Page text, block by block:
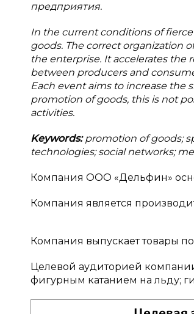
предприятия.
In the current conditions of
goods. The correct organization
the enterprise. It accelerates the
between producers and
Each event aims to increase the
promotion of goods, this is not
activities.
Keywords:promotion of goods;
technologies; social networks;
Компания ООО «Дельфин»
Компания является
Компания выпускает товары
Целевой аудиторией
фигурным катанием на льду;